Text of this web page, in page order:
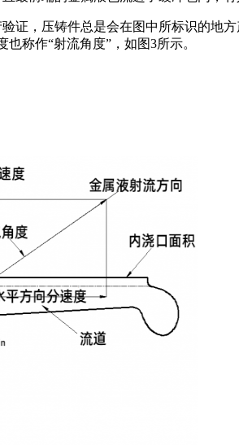
证，压铸件总是会在图中所标识的地
称作“射流角度”，如图3所示。